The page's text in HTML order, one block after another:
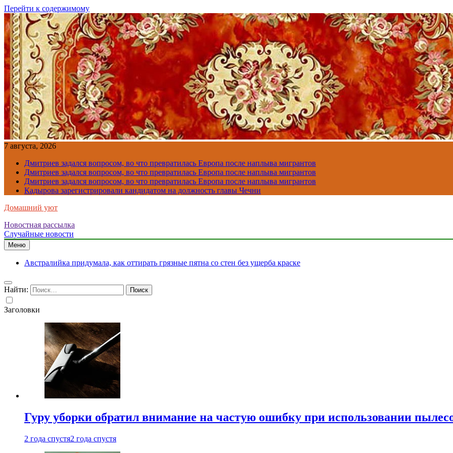
Перейти к содержимому
7 августа, 2026
Дмитриев задался вопросом, во что превратилась Европа после наплыва мигрантов
Дмитриев задался вопросом, во что превратилась Европа после наплыва мигрантов
Дмитриев задался вопросом, во что превратилась Европа после наплыва мигрантов
Кадырова зарегистрировали кандидатом на должность главы Чечни
Домашний уют
Новостная рассылка
Случайные новости
Меню
Австралийка придумала, как оттирать грязные пятна со стен без ущерба краске
Найти:
Заголовки
Гуру уборки обратил внимание на частую ошибку при использовании
2 года спустя2 года спустя